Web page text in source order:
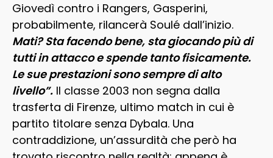
Giovedì contro i Rangers, Gasperini,
probabilmente, rilancerà Soulé dall’inizio.
Mati? Sta facendo bene, sta giocando più di
tutti in attacco e spende tanto fisicamente.
Le sue prestazioni sono sempre di alto
livello”. Il classe 2003 non segna dalla
trasferta di Firenze, ultimo match in cui è
partito titolare senza Dybala. Una
contraddizione, un’assurdità che però ha